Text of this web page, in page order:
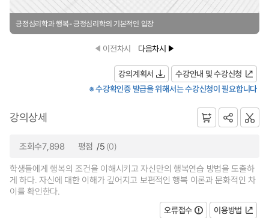
긍정심리학과 행복- 긍정심리학의 기본적인 입장
이전차시 다음차시
강의계획서
수강안내 및 수강신청
※ 수강확인증 발급을 위해서는 수강신청이 필요합니다
강의상세
조회수7,898 평점 /5 (0)
학생들에게 행복의 조건을 이해시키고 자신만의 행복연습 방법을 도출하
게 하다. 자신에 대한 이해가 깊어지고 보편적인 행복 이론과 문화적인 차
이를 확인한다.
오류접수
이용방법